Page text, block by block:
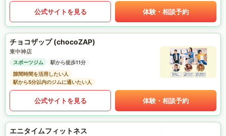
公式サイトを見る 体験・相談予約
チョコザップ (chocoZAP)
東中神店
スポーツジム
駅から徒歩11分
隙間時間を活用したい人
駅から5分以内のジムに通いたい人
公式サイトを見る 体験・相談予約
エニタイムフィットネス